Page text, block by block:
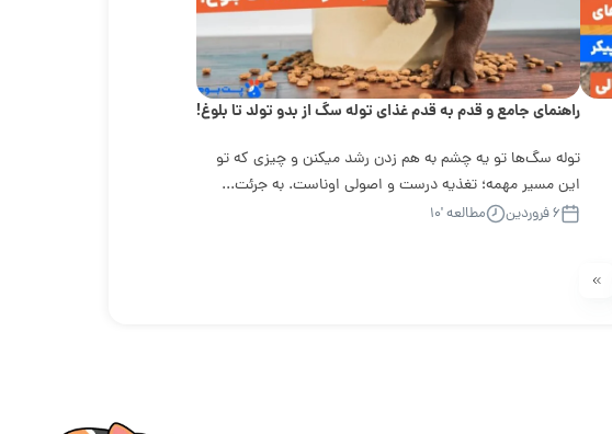
راهنمای جامع و قدم به قدم غذای توله سگ از بدو تولد تا بلوغ!
توله سگ‌ها تو یه چشم به هم زدن رشد میکنن و چیزی که تو
این مسیر مهمه؛ تغذیه درست و اصولی اوناست. به جرئت...
۶ فروردین مطالعه '۱۰